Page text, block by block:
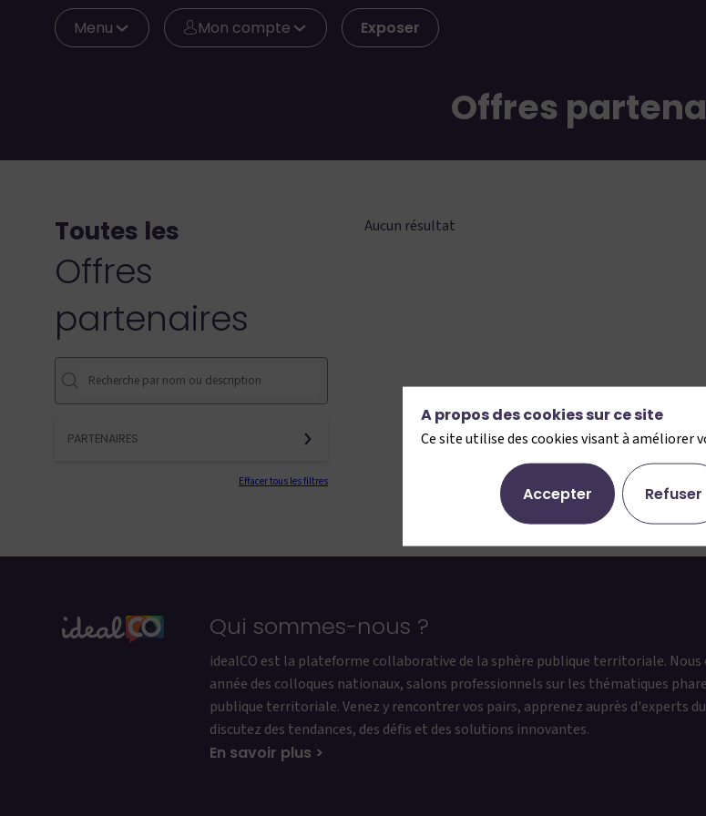
Menu Mon compte Exposer
Offres
Toutes les
Offres
partenaires
PARTENAIRES
Effacer tous les filtres
Aucun résultat
Qui sommes-nous ?
idealCO est la plateforme collaborative de la sphère publique territoriale. Nous
année des colloques nationaux, salons professionnels sur les thématiques
publique territoriale. Venez y rencontrer vos pairs, apprenez auprès d'experts
discutez des tendances, des défis et des solutions innovantes.
En savoir plus >
A propos des cookies sur ce site
Ce site utilise des cookies visant à améliorer
Accepter Refuser